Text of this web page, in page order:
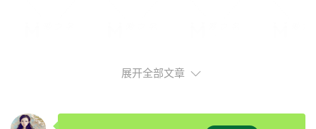
异地恋挽回女友一：停止向他索取情绪价值
他索取情绪价值，之前可能他提供了很高的情绪价值给你。
展开全部文章